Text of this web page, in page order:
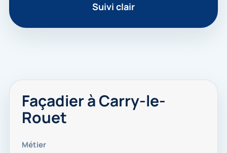
Suivi clair
Façadier à Carry-le-
Rouet
Métier